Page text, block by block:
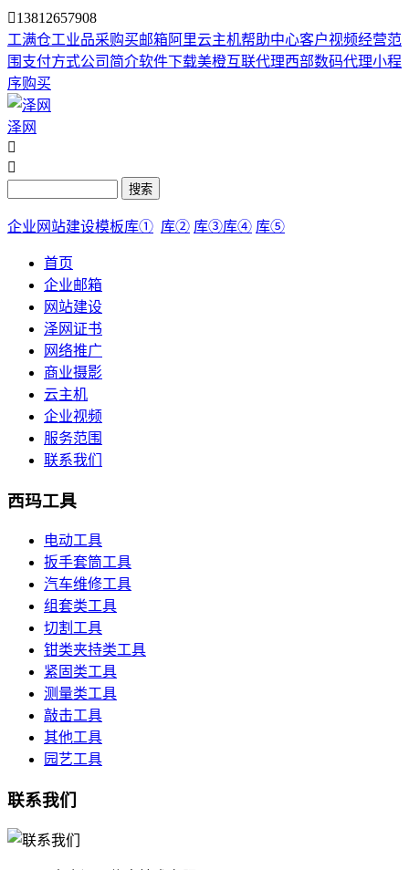
13812657908
工满仓工业品采购买邮箱阿里云主机帮助中心客户视频经营范
围 支付方式公司简介软件下载美橙互联代理西部数码代理小程
序购买
泽网


搜索
企业网站建设模板库① 库② 库③库④ 库⑤
首页
企业邮箱
网站建设
泽网证书
网络推广
商业摄影
云主机
企业视频
服务范围
联系我们
西玛工具
电动工具
扳手套筒工具
汽车维修工具
组套类工具
切割工具
钳类夹持类工具
紧固类工具
测量类工具
敲击工具
其他工具
园艺工具
联系我们